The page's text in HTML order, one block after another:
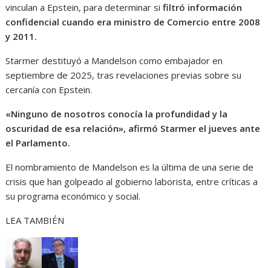
vinculan a Epstein, para determinar sifiltró información
confidencial cuando era ministro de Comercio entre 2008
y 2011.
Starmer destituyó a Mandelson como embajador en
septiembre de 2025, tras revelaciones previas sobre su
cercanía con Epstein.
«Ninguno de nosotros conocía la profundidad y la
oscuridad de esa relación», afirmó Starmer el jueves ante
el Parlamento.
El nombramiento de Mandelson es la última de una serie de
crisis que han golpeado al gobierno laborista, entre críticas a
su programa económico y social.
LEA TAMBIÉN